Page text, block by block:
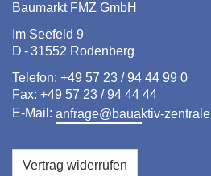
Baumarkt FMZ GmbH
Im Seefeld 9
D - 31552 Rodenberg
Telefon: +49 57 23 / 94 44 99 0
Fax: +49 57 23 / 94 44 44
E-Mail: anfrage@bauaktiv-
Vertrag widerrufen